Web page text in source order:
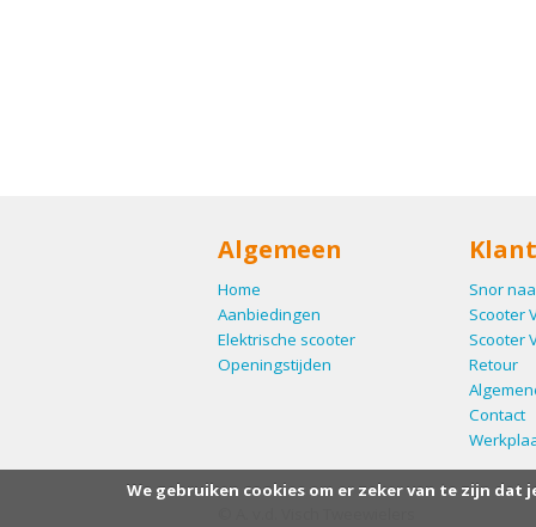
Algemeen
Home
Aanbiedingen
Elektrische scooter
Openingstijden
Snor
Scooter
Scooter
Retour
Contact
We gebruiken cookies om er zeker van te zijn